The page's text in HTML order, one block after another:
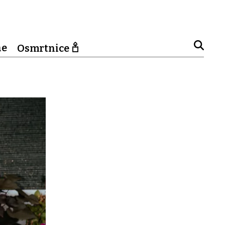
Osmrtnice